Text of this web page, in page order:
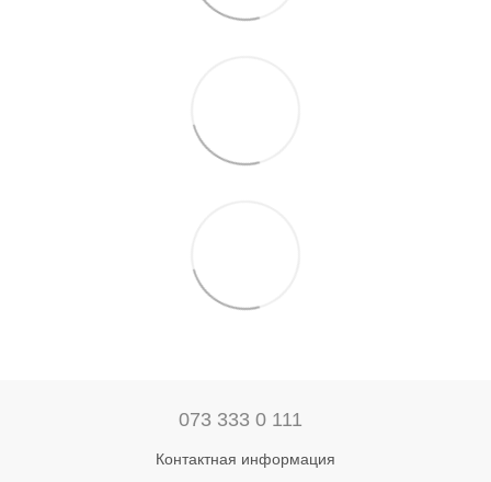
073 333 0 111
Контактная информация